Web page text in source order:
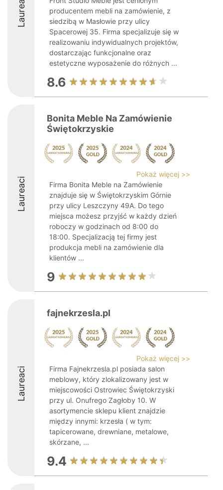
Laureaci
producentem mebli na zamówienie, z
siedzibą w Masłowie przy ulicy
Spacerowej 35. Firma specjalizuje się w
realizowaniu indywidualnych projektów,
dostarczając funkcjonalne oraz
estetyczne wyposażenie do różnych ...
8.6
Laureaci
Bonita Meble Na Zamówienie
Świętokrzyskie
Pokaż więcej >>
Firma Bonita Meble na Zamówienie
znajduje się w Świętokrzyskim Górnie
przy ulicy Leszczyny 49A. Do tego
miejsca możesz przyjść w każdy dzień
roboczy w godzinach od 8:00 do
18:00. Specjalizacją tej firmy jest
produkcja mebli na zamówienie dla
klientów ...
9
Laureaci
fajnekrzesla.pl
Pokaż więcej >>
Firma Fajnekrzesla.pl posiada salon
meblowy, który zlokalizowany jest w
miejscowości Ostrowiec Świętokrzyski
przy ul. Onufrego Zagłoby 10. W
asortymencie sklepu klient znajdzie
między innymi: krzesła ( w tym:
tapicerowane, drewniane, metalowe,
skórzane, ...
9.4